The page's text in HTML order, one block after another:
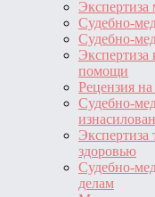
Судебно-
Судебно-
Экспертиза
помощи
Рецензия
Судебно-
Экспертиза
здоровью
Судебно-
делам